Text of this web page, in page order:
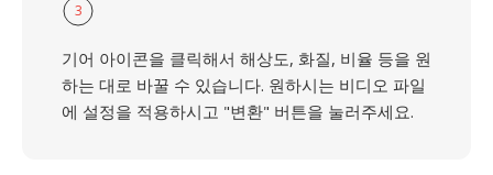
3
기어 아이콘을 클릭해서 해상도, 화질, 비율 등을 원
하는 대로 바꿀 수 있습니다. 원하시는 비디오 파일
에 설정을 적용하시고 "변환" 버튼을 눌러주세요.